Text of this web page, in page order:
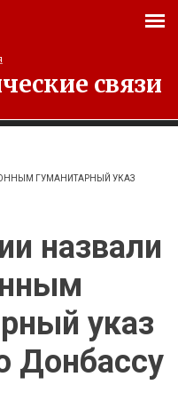
связи
ГУМАНИТАРНЫЙ УКАЗ
назвали
указ
Донбассу